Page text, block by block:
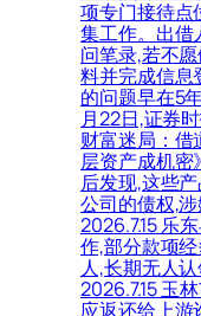
项专门接待点
集工作。出借
问笔录,若不
料并完成信息
的问题早在5
月22日,证券
财富迷局：借
层资产成机密
后发现,这些
公司的债权,涉
2026.7.15 乐
作,部分款项
人,长期无人
2026.7.15 玉
应返还给上